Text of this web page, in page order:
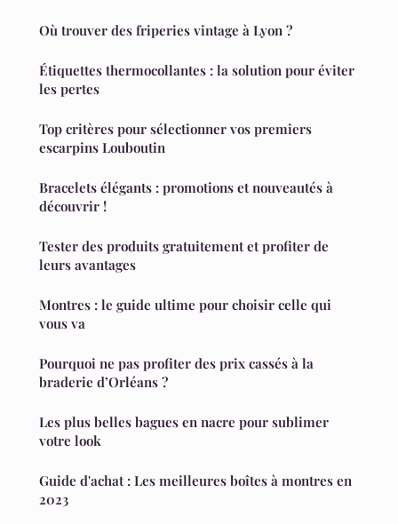
Où trouver des friperies vintage à Lyon ?
Étiquettes thermocollantes : la solution pour éviter
les pertes
Top critères pour sélectionner vos premiers
escarpins Louboutin
Bracelets élégants : promotions et nouveautés à
découvrir !
Tester des produits gratuitement et profiter de
leurs avantages
Montres : le guide ultime pour choisir celle qui
vous va
Pourquoi ne pas profiter des prix cassés à la
braderie d’Orléans ?
Les plus belles bagues en nacre pour sublimer
votre look
Guide d'achat : Les meilleures boîtes à montres en
2023